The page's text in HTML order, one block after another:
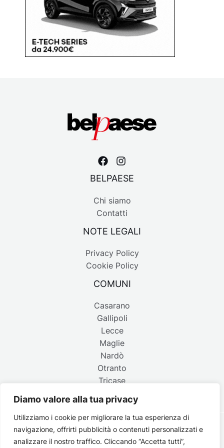
Diamo valore alla tua privacy
Utilizziamo i cookie per migliorare la tua esperienza di
navigazione, offrirti pubblicità o contenuti personalizzati e
analizzare il nostro traffico. Cliccando “Accetta tutti”,
BELPAESE
Chi siamo
Contatti
NOTE LEGALI
Privacy Policy
Cookie Policy
COMUNI
Casarano
Gallipoli
Lecce
Maglie
Nardò
Otranto
Tricase
Copyright © 2026 Belpaese | Periodico d'informazione del